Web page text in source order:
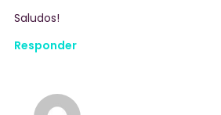
Saludos!
Responder